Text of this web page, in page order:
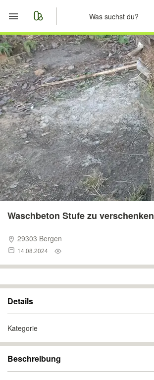
Start
Merkliste
Nachrichten
Anzeige aufgeben
Waschbeton Stufe zu verschenken
29303 Bergen
14.08.2024
Details
Kategorie
Beschreibung